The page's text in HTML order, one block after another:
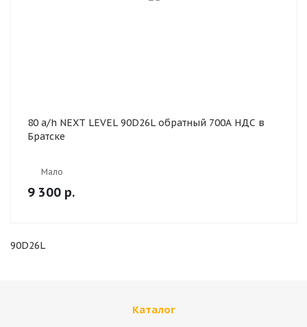
80 a/h NEXT LEVEL 90D26L обратный 700А НДС в
Братске
Мало
9 300 р.
90D26L
Каталог